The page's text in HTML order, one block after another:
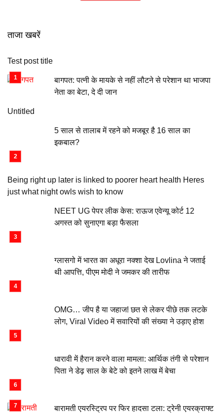
ताजा खबरें
Test post title
बागपत: पत्नी के मायके से नहीं लौटने से परेशान था भाजपा
नेता का बेटा, दे दी जान
Untitled
5 साल से तालाब में रहने को मजबूर है 16 साल का
इकबाल?
Being right up later is linked to poorer heart health Heres
just what night owls wish to know
NEET UG पेपर लीक केस: राऊज एवेन्यू कोर्ट 12
अगस्त को सुनाएगा बड़ा फैसला
ग्लासगो में भारत का अधूरा नक्शा देख Lovlina ने जताई
थी आपत्ति, पीएम मोदी ने जमकर की तारीफ
OMG… जीप है या जहाज! छत से लेकर पीछे तक लटके
लोग, Viral Video में सवारियों की संख्या ने उड़ाए होश
धारावी में हैरान करने वाला मामला: आर्थिक तंगी से परेशान
पिता ने डेढ़ साल के बेटे को इतने लाख में बेचा
बारामती एयरस्ट्रिप पर फिर हादसा टला: ट्रेनी एयरक्राफ्ट